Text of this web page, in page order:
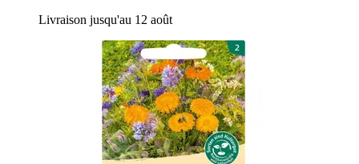
Livraison jusqu'au 12 août